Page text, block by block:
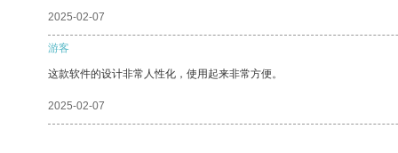
2025-02-07
游客
这款软件的设计非常人性化，使用起来非常方便。
2025-02-07